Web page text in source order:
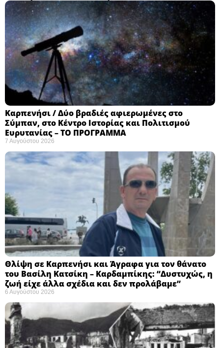
Καρπενήσι / Δύο βραδιές αφιερωμένες στο
Σύμπαν, στο Κέντρο Ιστορίας και Πολιτισμού
Ευρυτανίας – ΤΟ ΠΡΟΓΡΑΜΜΑ
7 Αυγούστου 2026
Θλίψη σε Καρπενήσι και Άγραφα για τον θάνατο
του Βασίλη Κατσίκη – Καρδαμπίκης: “Δυστυχώς, η
ζωή είχε άλλα σχέδια και δεν προλάβαμε”
6 Αυγούστου 2026